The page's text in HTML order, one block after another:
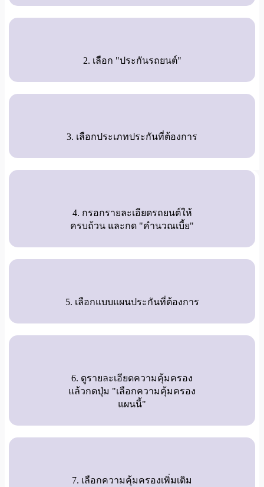
2. เลือก "ประกันรถยนต์"
3. เลือกประเภทประกันที่ต้องการ
4. กรอกรายละเอียดรถยนต์ให้
ครบถ้วน และกด "คำนวณเบี้ย"
5. เลือกแบบแผนประกันที่ต้องการ
6. ดูรายละเอียดความคุ้มครอง
แล้วกดปุ่ม "เลือกความคุ้มครอง
แผนนี้"
7. เลือกความคุ้มครองเพิ่มเติม